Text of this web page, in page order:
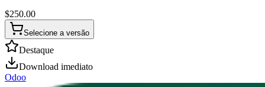
$250.00
Selecione a versão
Destaque
Download imediato
Odoo